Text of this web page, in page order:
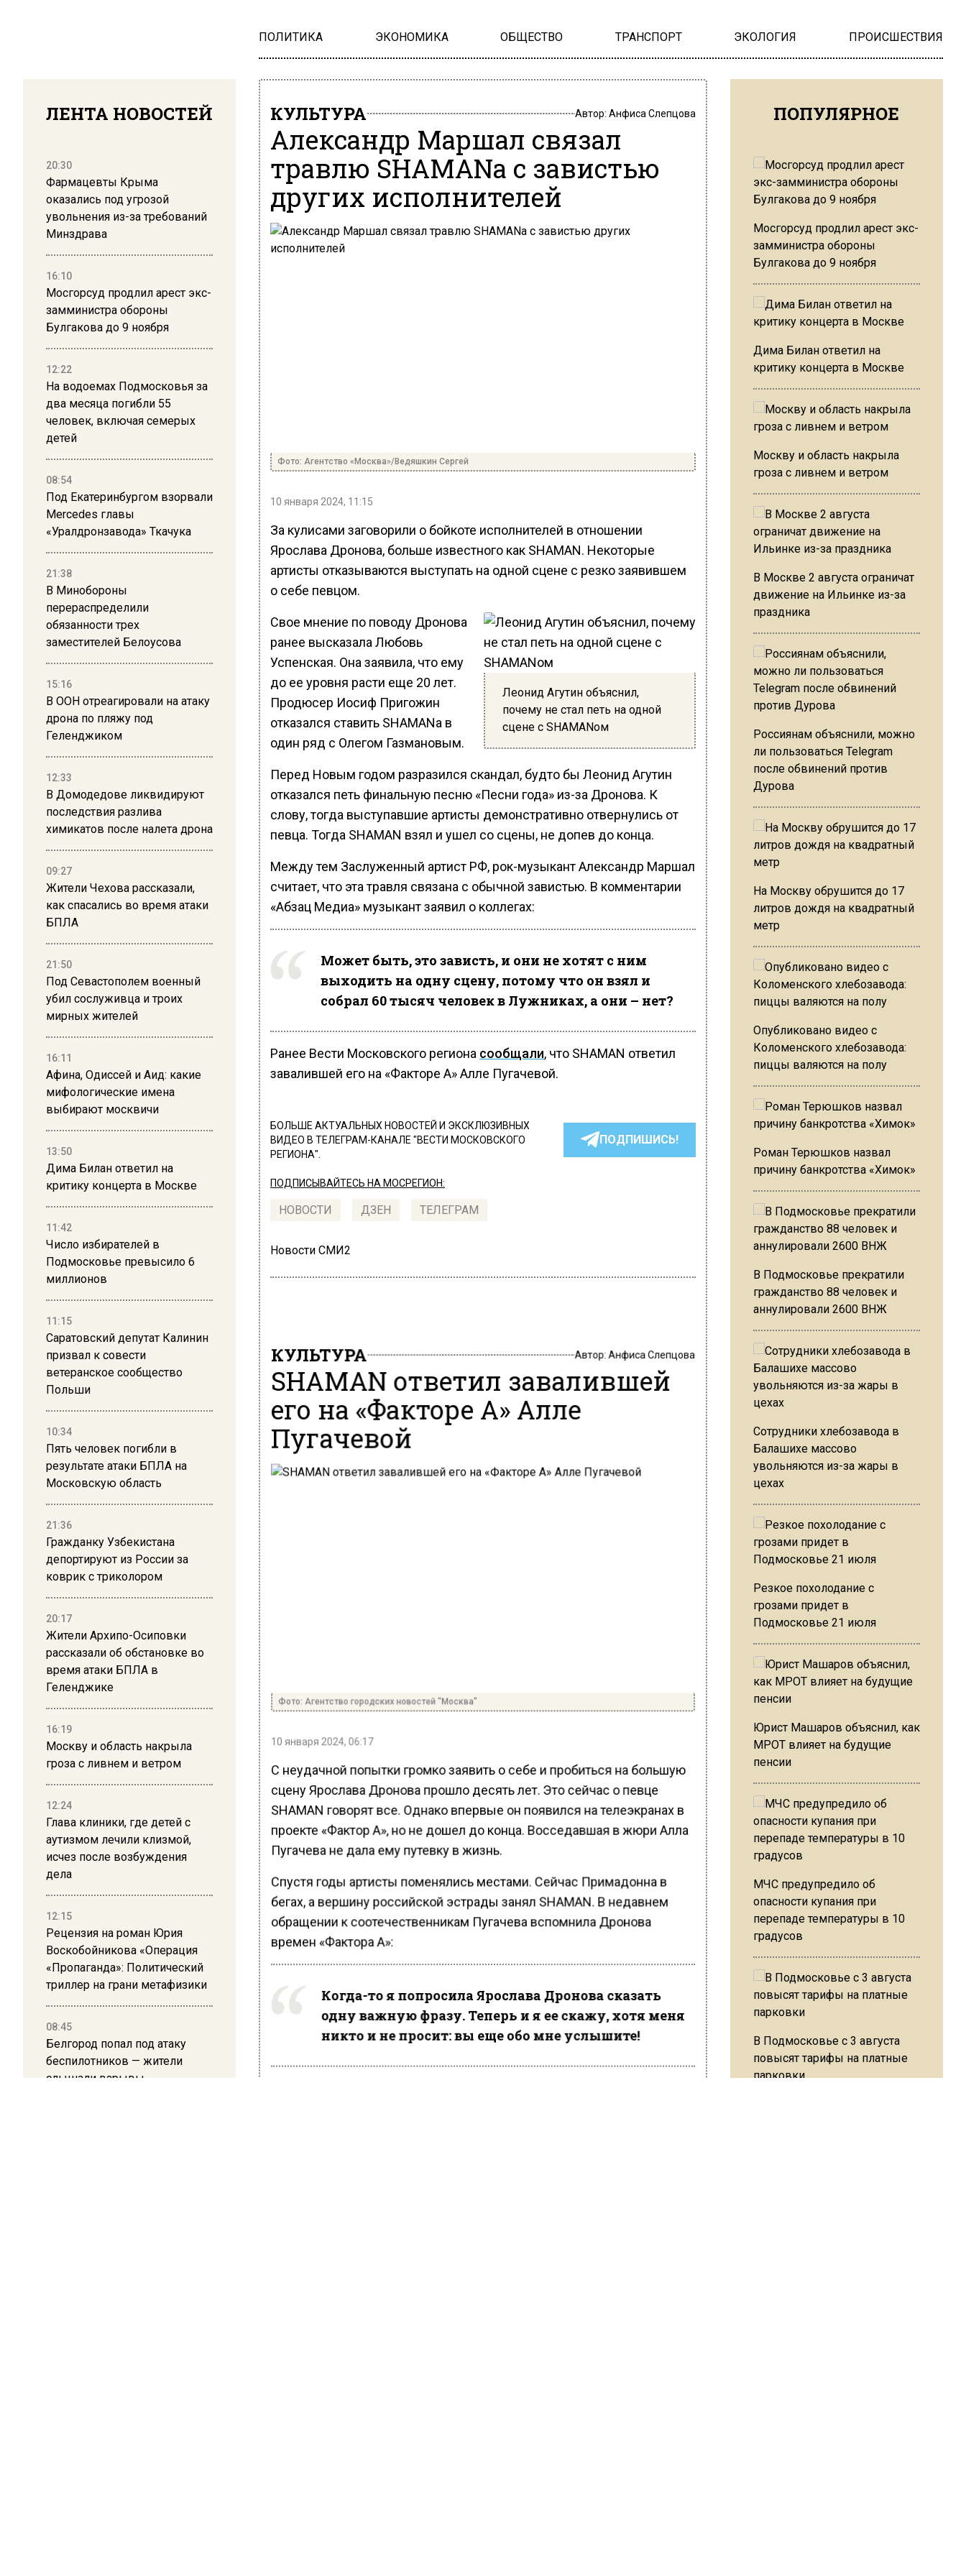
ПОЛИТИКА ЭКОНОМИКА ОБЩЕСТВО ТРАНСПОРТ ЭКОЛОГИЯ ПРОИСШЕСТВИЯ
ЛЕНТА НОВОСТЕЙ
20:30
Фармацевты Крыма
оказались под угрозой
увольнения из-за требований
Минздрава
16:10
Мосгорсуд продлил арест экс-
замминистра обороны
Булгакова до 9 ноября
12:22
На водоемах Подмосковья за
два месяца погибли 55
человек, включая семерых
детей
08:54
Под Екатеринбургом взорвали
Mercedes главы
«Уралдронзавода» Ткачука
21:38
В Минобороны
перераспределили
обязанности трех
заместителей Белоусова
15:16
В ООН отреагировали на атаку
дрона по пляжу под
Геленджиком
12:33
В Домодедове ликвидируют
последствия разлива
химикатов после налета дрона
09:27
Жители Чехова рассказали,
как спасались во время атаки
БПЛА
21:50
Под Севастополем военный
убил сослуживца и троих
мирных жителей
16:11
Афина, Одиссей и Аид: какие
мифологические имена
выбирают москвичи
13:50
Дима Билан ответил на
критику концерта в Москве
11:42
Число избирателей в
Подмосковье превысило 6
миллионов
11:15
Саратовский депутат Калинин
призвал к совести
ветеранское сообщество
Польши
10:34
Пять человек погибли в
результате атаки БПЛА на
Московскую область
21:36
Гражданку Узбекистана
депортируют из России за
коврик с триколором
20:17
Жители Архипо-Осиповки
рассказали об обстановке во
время атаки БПЛА в
Геленджике
16:19
Москву и область накрыла
гроза с ливнем и ветром
12:24
Глава клиники, где детей с
аутизмом лечили клизмой,
исчез после возбуждения
дела
12:15
Рецензия на роман Юрия
Воскобойникова «Операция
«Пропаганда»: Политический
триллер на грани метафизики
08:45
Белгород попал под атаку
беспилотников — жители
слышали взрывы
КУЛЬТУРА Автор: Анфиса Слепцова
Александр Маршал связал
травлю SHAMANа с завистью
других исполнителей
Фото: Агентство «Москва»/Ведяшкин Сергей
10 января 2024, 11:15
За кулисами заговорили о бойкоте исполнителей в отношении
Ярослава Дронова, больше известного как SHAMAN. Некоторые
артисты отказываются выступать на одной сцене с резко заявившем
о себе певцом.
Леонид Агутин объяснил,
почему не стал петь на одной
сцене с SHAMANом
Свое мнение по поводу Дронова
ранее высказала Любовь
Успенская. Она заявила, что ему
до ее уровня расти еще 20 лет.
Продюсер Иосиф Пригожин
отказался ставить SHAMANа в
один ряд с Олегом Газмановым.
Перед Новым годом разразился скандал, будто бы Леонид Агутин
отказался петь финальную песню «Песни года» из-за Дронова. К
слову, тогда выступавшие артисты демонстративно отвернулись от
певца. Тогда SHAMAN взял и ушел со сцены, не допев до конца.
Между тем Заслуженный артист РФ, рок-музыкант Александр Маршал
считает, что эта травля связана с обычной завистью. В комментарии
«Абзац Медиа» музыкант заявил о коллегах:
Может быть, это зависть, и они не хотят с ним
выходить на одну сцену, потому что он взял и
собрал 60 тысяч человек в Лужниках, а они – нет?
Ранее Вести Московского региона сообщали, что SHAMAN ответил
завалившей его на «Факторе А» Алле Пугачевой.
БОЛЬШЕ АКТУАЛЬНЫХ НОВОСТЕЙ И ЭКСКЛЮЗИВНЫХ
ВИДЕО В ТЕЛЕГРАМ-КАНАЛЕ "ВЕСТИ МОСКОВСКОГО
РЕГИОНА".
ПОДПИШИСЬ!
ПОДПИСЫВАЙТЕСЬ НА МОСРЕГИОН:
НОВОСТИ ДЗЕН ТЕЛЕГРАМ
Новости СМИ2
КУЛЬТУРА Автор: Анфиса Слепцова
SHAMAN ответил завалившей
его на «Факторе А» Алле
Пугачевой
Фото: Агентство городских новостей "Москва"
10 января 2024, 06:17
С неудачной попытки громко заявить о себе и пробиться на большую
сцену Ярослава Дронова прошло десять лет. Это сейчас о певце
SHAMAN говорят все. Однако впервые он появился на телеэкранах в
проекте «Фактор А», но не дошел до конца. Восседавшая в жюри Алла
Пугачева не дала ему путевку в жизнь.
Спустя годы артисты поменялись местами. Сейчас Примадонна в
бегах, а вершину российской эстрады занял SHAMAN. В недавнем
обращении к соотечественникам Пугачева вспомнила Дронова
времен «Фактора А»:
Когда-то я попросила Ярослава Дронова сказать
одну важную фразу. Теперь и я ее скажу, хотя меня
никто и не просит: вы еще обо мне услышите!
ПОПУЛЯРНОЕ
Мосгорсуд продлил арест экс-
замминистра обороны
Булгакова до 9 ноября
Дима Билан ответил на
критику концерта в Москве
Москву и область накрыла
гроза с ливнем и ветром
В Москве 2 августа ограничат
движение на Ильинке из-за
праздника
Россиянам объяснили, можно
ли пользоваться Telegram
после обвинений против
Дурова
На Москву обрушится до 17
литров дождя на квадратный
метр
Опубликовано видео с
Коломенского хлебозавода:
пиццы валяются на полу
Роман Терюшков назвал
причину банкротства «Химок»
В Подмосковье прекратили
гражданство 88 человек и
аннулировали 2600 ВНЖ
Сотрудники хлебозавода в
Балашихе массово
увольняются из-за жары в
цехах
Резкое похолодание с
грозами придет в
Подмосковье 21 июля
Юрист Машаров объяснил, как
МРОТ влияет на будущие
пенсии
МЧС предупредило об
опасности купания при
перепаде температуры в 10
градусов
В Подмосковье с 3 августа
повысят тарифы на платные
парковки